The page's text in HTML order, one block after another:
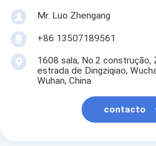
Mr. Luo Zhengang
+86 13507189561
1608 sala, No.2 construção,
estrada de Dingziqiao,
Wuhan, China
contacto